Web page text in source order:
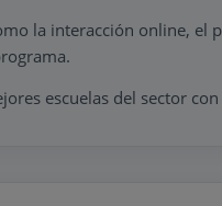
la interacción online,
escuelas del sector